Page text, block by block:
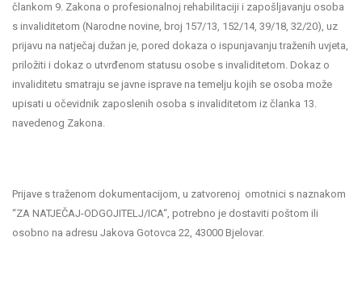
člankom 9. Zakona o profesionalnoj rehabilitaciji i zapošljavanju osoba
s invaliditetom (Narodne novine, broj 157/13, 152/14, 39/18, 32/20), uz
prijavu na natječaj dužan je, pored dokaza o ispunjavanju traženih uvjeta,
priložiti i dokaz o utvrđenom statusu osobe s invaliditetom. Dokaz o
invaliditetu smatraju se javne isprave na temelju kojih se osoba može
upisati u očevidnik zaposlenih osoba s invaliditetom iz članka 13.
navedenog Zakona.
Prijave s traženom dokumentacijom, u zatvorenoj omotnici s naznakom
“ZA NATJEČAJ-ODGOJITELJ/ICA“, potrebno je dostaviti poštom ili
osobno na adresu Jakova Gotovca 22, 43000 Bjelovar.